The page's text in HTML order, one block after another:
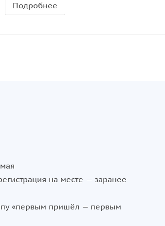
Подробнее
на месте — заранее
«первым пришёл — первым